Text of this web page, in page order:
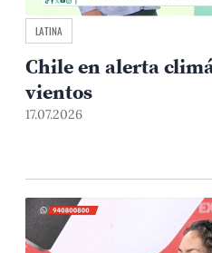
LATINA
Chile en alerta
vientos
17.07.2026